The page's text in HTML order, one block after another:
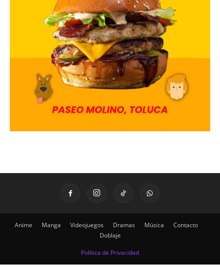
Anime Manga Videojuegos Dramas Música
Contacto
Doblaje
Política de Privacidad